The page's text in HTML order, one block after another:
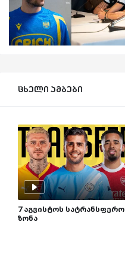
ცხელი ამბები
7 აგვისტოს სატრანსფერო
ზონა